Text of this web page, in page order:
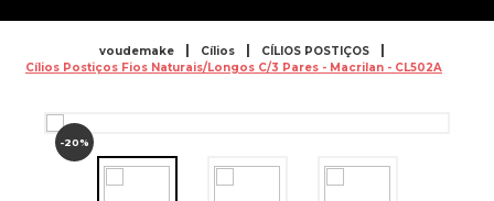
voudemake Cílios
CÍLIOS POSTIÇOS
Cílios Postiços Fios Naturais/Longos C/3 Pares - Macrilan - CL502A
-20%